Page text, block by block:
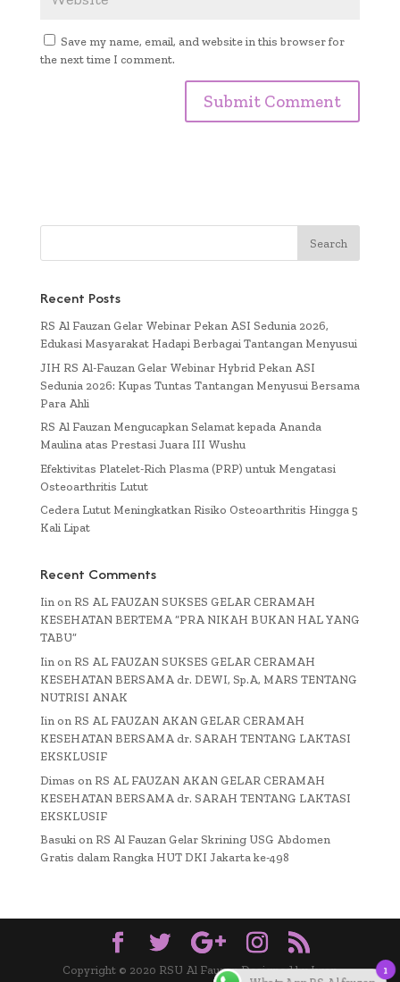
Save my name, email, and website in this browser for
the next time I comment.
Recent Posts
RS Al Fauzan Gelar Webinar Pekan ASI Sedunia 2026,
Edukasi Masyarakat Hadapi Berbagai Tantangan Menyusui
JIH RS Al-Fauzan Gelar Webinar Hybrid Pekan ASI
Sedunia 2026: Kupas Tuntas Tantangan Menyusui Bersama
Para Ahli
RS Al Fauzan Mengucapkan Selamat kepada Ananda
Maulina atas Prestasi Juara III Wushu
Efektivitas Platelet-Rich Plasma (PRP) untuk Mengatasi
Osteoarthritis Lutut
Cedera Lutut Meningkatkan Risiko Osteoarthritis Hingga 5
Kali Lipat
Recent Comments
Iinon RS AL FAUZAN SUKSES GELAR CERAMAH
KESEHATAN BERTEMA “PRA NIKAH BUKAN HAL YANG
TABU”
Iin on RS AL FAUZAN SUKSES GELAR CERAMAH
KESEHATAN BERSAMA dr. DEWI, Sp.A, MARS TENTANG
NUTRISI ANAK
Iinon RS AL FAUZAN AKAN GELAR CERAMAH
KESEHATAN BERSAMA dr. SARAH TENTANG LAKTASI
EKSKLUSIF
Dimas on RS AL FAUZAN AKAN GELAR CERAMAH
KESEHATAN BERSAMA dr. SARAH TENTANG LAKTASI
EKSKLUSIF
Basukion RS Al Fauzan Gelar Skrining USG Abdomen
Gratis dalam Rangka HUT DKI Jakarta ke-498
Copyright © 2020 RSU Al Fauzan Designed by Iwan
WhatsApp RS Al fauzan